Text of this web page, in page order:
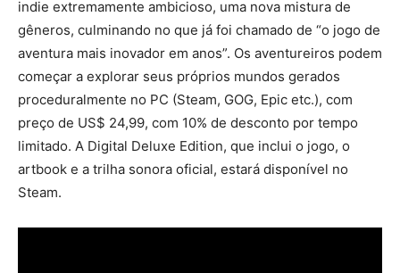
indie extremamente ambicioso, uma nova mistura de
gêneros, culminando no que já foi chamado de “o jogo de
aventura mais inovador em anos”. Os aventureiros podem
começar a explorar seus próprios mundos gerados
proceduralmente no PC (Steam, GOG, Epic etc.), com
preço de US$ 24,99, com 10% de desconto por tempo
limitado. A Digital Deluxe Edition, que inclui o jogo, o
artbook e a trilha sonora oficial, estará disponível no
Steam.